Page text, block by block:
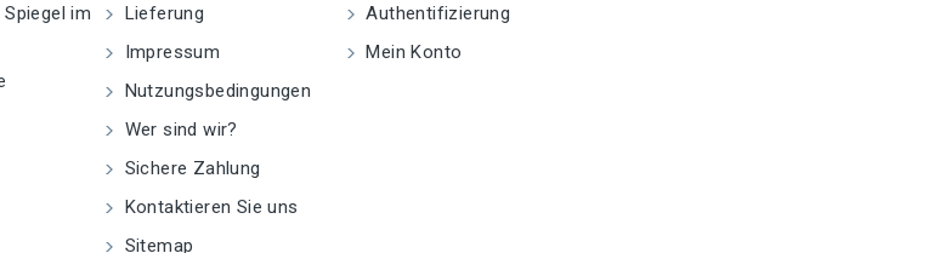
im
Lieferung
Impressum
Nutzungsbedingungen
Wer sind wir?
Sichere Zahlung
Kontaktieren Sie uns
Sitemap
Authentifizierung
Mein Konto